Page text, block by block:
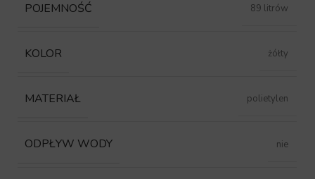
POJEMNOŚĆ 89 litrów
KOLOR żółty
MATERIAŁ polietylen
ODPŁYW WODY nie